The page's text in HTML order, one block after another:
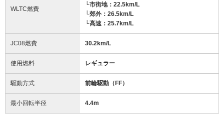
WLTC燃費
└市街地：22.5km/L
└郊外：26.5km/L
└高速：25.7km/L
JC08燃費 30.2km/L
使用燃料 レギュラー
駆動方式 前輪駆動（FF）
最小回転半径 4.4m